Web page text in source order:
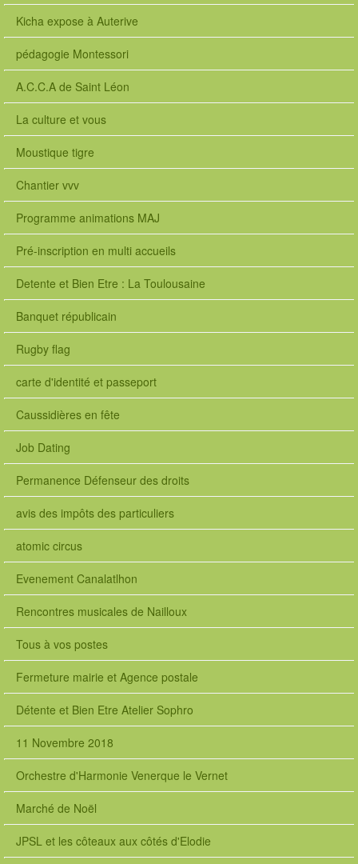
Kicha expose à Auterive
pédagogie Montessori
A.C.C.A de Saint Léon
La culture et vous
Moustique tigre
Chantier vvv
Programme animations MAJ
Pré-inscription en multi accueils
Detente et Bien Etre : La Toulousaine
Banquet républicain
Rugby flag
carte d'identité et passeport
Caussidières en fête
Job Dating
Permanence Défenseur des droits
avis des impôts des particuliers
atomic circus
Evenement Canalatlhon
Rencontres musicales de Nailloux
Tous à vos postes
Fermeture mairie et Agence postale
Détente et Bien Etre Atelier Sophro
11 Novembre 2018
Orchestre d'Harmonie Venerque le Vernet
Marché de Noël
JPSL et les côteaux aux côtés d'Elodie